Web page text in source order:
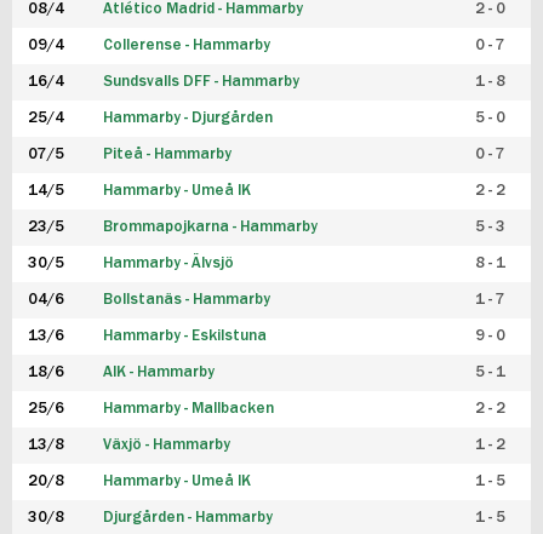
08/4 Atlético Madrid - Hammarby 2 - 0
09/4 Collerense - Hammarby 0 - 7
16/4 Sundsvalls DFF - Hammarby 1 - 8
25/4 Hammarby - Djurgården 5 - 0
07/5 Piteå - Hammarby 0 - 7
14/5 Hammarby - Umeå IK 2 - 2
23/5 Brommapojkarna - Hammarby 5 - 3
30/5 Hammarby - Älvsjö 8 - 1
04/6 Bollstanäs - Hammarby 1 - 7
13/6 Hammarby - Eskilstuna 9 - 0
18/6 AIK - Hammarby 5 - 1
25/6 Hammarby - Mallbacken 2 - 2
13/8 Växjö - Hammarby 1 - 2
20/8 Hammarby - Umeå IK 1 - 5
30/8 Djurgården - Hammarby 1 - 5